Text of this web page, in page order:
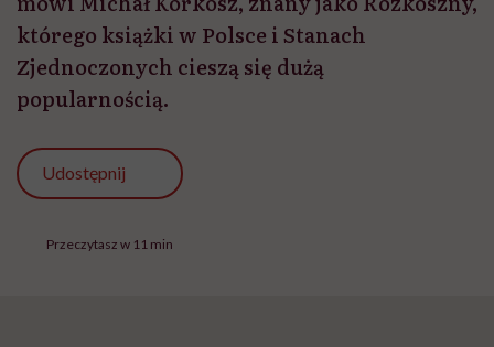
którego książki w Polsce i Stanach
Zjednoczonych cieszą się dużą
popularnością.
Udostępnij
Przeczytasz w 11 min